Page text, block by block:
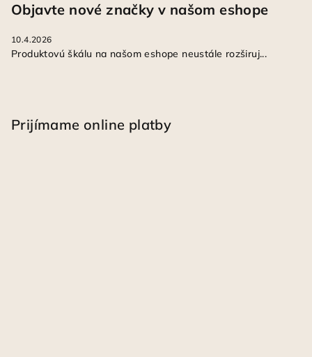
Objavte nové značky v našom eshope
10.4.2026
Produktovú škálu na našom eshope neustále rozširuj...
Prijímame online platby